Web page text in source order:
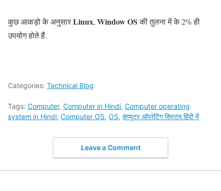
कुछ आकड़ो के अनुसारLinux, Window OSकी तुलना में के 2% ही
उपयोग होते हैं.
Categories: Technical Blog
Tags: Computer, Computer in Hindi, Computer operating
system in Hindi, Computer OS, OS, कंप्यूटर ऑपरेटिंग सिस्टम हिंदी में
Leave a Comment